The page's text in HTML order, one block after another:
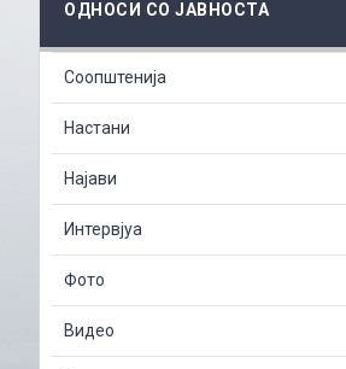
ОДНОСИ СО ЈАВНОСТА
Соопштенија
Настани
Најави
Интервјуа
Фото
Видео